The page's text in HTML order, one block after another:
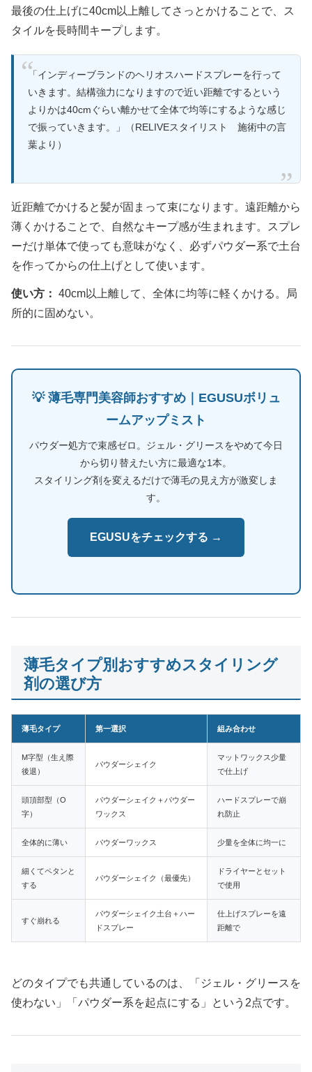
最後の仕上げに40cm以上離してさっとかけることで、ス
タイルを長時間キープします。
「インディーブランドのヘリオスハードスプレーを行って
いきます。結構強力になりますので近い距離でするという
よりかは40cmぐらい離かせて全体で均等にするような感じ
で振っていきます。」（RELIVEスタイリスト 施術中の言
葉より）
近距離でかけると髪が固まって束になります。遠距離から
薄くかけることで、自然なキープ感が生まれます。スプレ
ーだけ単体で使っても意味がなく、必ずパウダー系で土台
を作ってからの仕上げとして使います。
使い方： 40cm以上離して、全体に均等に軽くかける。局
所的に固めない。
💡 薄毛専門美容師おすすめ｜EGUSUボリュ
ームアップミスト
パウダー処方で束感ゼロ。ジェル・グリースをやめて今日
から切り替えたい方に最適な1本。
スタイリング剤を変えるだけで薄毛の見え方が激変しま
す。
EGUSUをチェックする →
薄毛タイプ別おすすめスタイリング
剤の選び方
薄毛タイプ 第一選択 組み合わせ
M字型（生え際
後退）
パウダーシェイク
マットワックス少量
で仕上げ
頭頂部型（O
字）
パウダーシェイク＋パウダー
ワックス
ハードスプレーで崩
れ防止
全体的に薄い パウダーワックス 少量を全体に均一に
細くてペタンと
する
パウダーシェイク（最優先）
ドライヤーとセット
で使用
すぐ崩れる
パウダーシェイク土台＋ハー
ドスプレー
仕上げスプレーを遠
距離で
どのタイプでも共通しているのは、「ジェル・グリースを
使わない」「パウダー系を起点にする」という2点です。